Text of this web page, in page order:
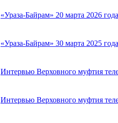
«Ураза-Байрам» 20 марта 2026
«Ураза-Байрам» 30 марта 2025
Интервью Верховного муфтия
Интервью Верховного муфтия